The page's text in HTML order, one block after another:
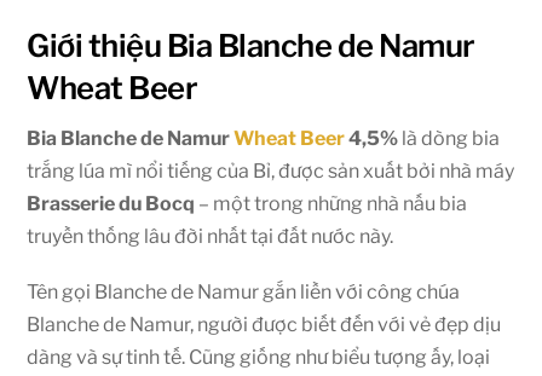
Giới thiệu Bia Blanche de Namur
Wheat Beer
Bia Blanche de NamurWheat Beer4,5% là dòng bia
trắng lúa mì nổi tiếng của Bỉ, được sản xuất bởi nhà máy
Brasserie du Bocq – một trong những nhà nấu bia
truyền thống lâu đời nhất tại đất nước này.
Tên gọi Blanche de Namur gắn liền với công chúa
Blanche de Namur, người được biết đến với vẻ đẹp dịu
dàng và sự tinh tế. Cũng giống như biểu tượng ấy, loại